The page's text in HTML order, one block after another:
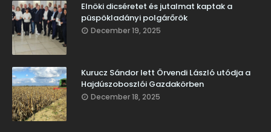
Elnöki dicséretet és jutalmat kaptak a
püspökladányi polgárőrök
December 19, 2025
Kurucz Sándor lett Örvendi László utódja a
Hajdúszoboszlói Gazdakörben
December 18, 2025